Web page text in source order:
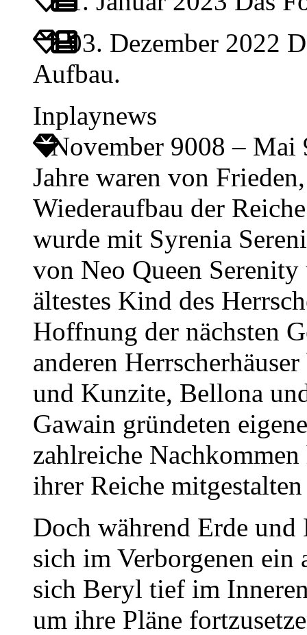
03. Dezember 2022
Aufbau.
Inplaynews
November 9008 – Mai
Jahre waren von
Wiederaufbau der
wurde mit Syrenia
von Neo Queen
ältestes Kind des
Hoffnung der nächsten
anderen
und Kunzite, Bellona
Gawain gründeten
zahlreiche
ihrer Reiche
Doch während Erde
sich im Verborgenen ein
sich Beryl tief im
um ihre Pläne